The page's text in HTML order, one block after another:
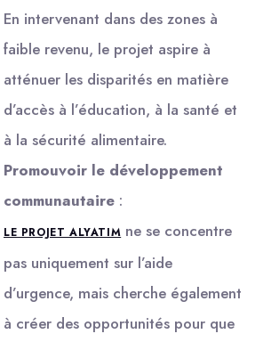
En intervenant dans des zones à
faible revenu, le projet aspire à
atténuer les disparités en matière
d’accès à l’éducation, à la santé et
à la sécurité alimentaire.
Promouvoir le développement
communautaire :
LE PROJET ALYATIM ne se concentre
pas uniquement sur l’aide
d’urgence, mais cherche également
à créer des opportunités pour que